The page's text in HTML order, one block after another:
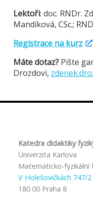
Lektoři: doc. RNDr.
Mandíková, CSc.;
Registrace na kurz
Máte dotaz? Pište
Drozdovi,
Katedra didaktiky
Univerzita Karlova
Matematicko-fyzikální
V Holešovičkách 747/2
180 00 Praha 8